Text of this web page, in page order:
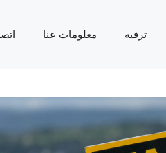
ترفيه معلومات عنا